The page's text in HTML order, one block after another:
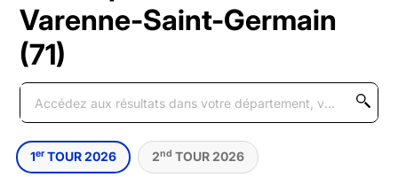
Varenne-Saint-Germain
(71)
1er TOUR 2026 2nd TOUR 2026